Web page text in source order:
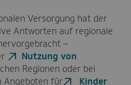
Versorgung hat der
Antworten auf regionale
–
Nutzung von
Regionen oder bei
Angeboten für
Kinder